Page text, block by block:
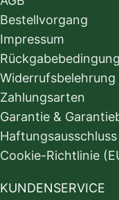
Bestellvorgang
Impressum
Zahlungsarten
Garantie &
Haftungsausschluss
Cookie-Richtlinie
KUNDENSERVICE